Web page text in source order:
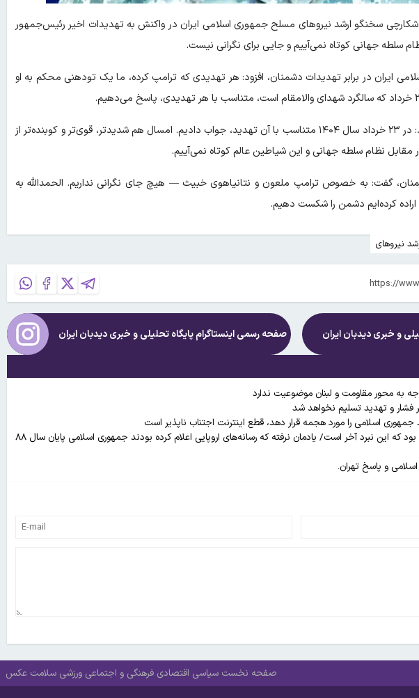
شکارچی سخنگو ارشد نیروهای مسلح جمهوری اسلامی ایران در واکنش به تهدیدات اخیر رئیس‌جمهور
سلطه جهانی کوتاه نمی‌آییم و جایی برای نگرانی نیست.
ایران در برابر تهدیدات دشمنان، افزود: هر تهدیدی که ترامپ کرده، ما یک تودهنی محکم به او
سخنگوی ارشد نیروهای مسلح تأکید کرد: در ۲۳ خرداد سال ۱۴۰۴ متناسب با آن تهدید، جواب دادیم. امسال هم شدیدتر، قوی‌تر و کوبنده‌تر از
نظام سلطه جهانی و این شیاطین عالم کوتاه نمی‌آییم.
گفت: به خصوص ترامپ ملعون و نتانیاهوی خبیث — هیچ جای نگرانی نداریم. الحمدالله به
کرده‌ایم دشمن را شکست دهیم.
نیروهای
و خبریدیدبان ایران صفحه رسمی اینستاگرام پایگاه تحلیلی و خبریدیدبان ایران
به محور مقاومت و لبنان موضوعیت ندارد
فشار و تهدید تسلیم نخواهد شد
اسلامی را مورد هجمه قرار دهد، قطع اینترنت اجتناب ناپذیر است
معاون سیاسی سپاه: دشمن تصورش این بود که این نبرد آخر است/ یادمان نرفته که رسانه‌های اروپایی اعلام کرده بودند جمهوری اسلامی پایان سال ۸۸
اسلامی و پاسخ تهران.
صفحه نخست سیاسی اقتصادی فرهنگی و اجتماعی ورزشی سلامت عکس